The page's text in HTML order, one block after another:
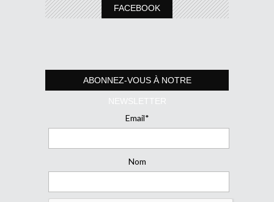
FACEBOOK
ABONNEZ-VOUS À NOTRE
NEWSLETTER
Email*
Nom